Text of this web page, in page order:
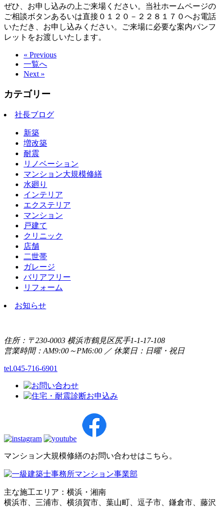
ぜひ、お申し込みの上ご来場ください。当社ホームページの
ご相談ボタンあるいは直接０１２０－２２８１７０へお電話
いただき、お申し込みください。ご来場に必要な案内パンフ
レットをお渡しいたします。
« Previous
一覧へ
Next »
カテゴリー
社長ブログ
新築
増改築
耐震
リノベーション
マンション大規模修繕
水廻り
インテリア
エクステリア
マンション
戸建て
クリニック
店舗
二世帯
ガレージ
バリアフリー
リフォーム
お知らせ
住所：〒230-0003 横浜市鶴見区尻手1-1-17-108
営業時間：AM9:00～PM6:00 ／ 休業日：日曜・祝日
tel.045-716-6901
マンション大規模修繕のお問い合わせはこちら。
主な施工エリア：横浜・湘南
横浜市、三浦市、横須賀市、葉山町、逗子市、鎌倉市、藤沢